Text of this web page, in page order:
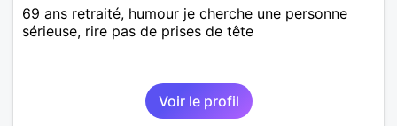
69 ans retraité, humour je cherche une personne
sérieuse, rire pas de prises de tête
Voir le profil